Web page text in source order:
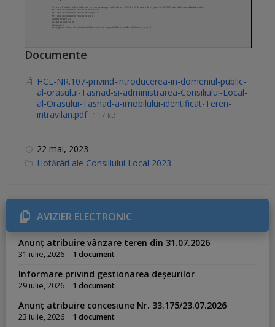
Documente
HCL-NR.107-privind-introducerea-in-domeniul-public-
al-orasului-Tasnad-si-administrarea-Consiliului-Local-
al-Orasului-Tasnad-a-imobilului-identificat-Teren-
intravilan.pdf 117 kB
22 mai, 2023
C
r
i
e
s
Hotărâri ale Consiliului Local 2023
AVIZIER ELECTRONIC
Anunț atribuire vânzare teren din 31.07.2026
31 iulie, 2026 1 document
Informare privind gestionarea deșeurilor
29 iulie, 2026 1 document
Anunț atribuire concesiune Nr. 33.175/23.07.2026
23 iulie, 2026 1 document